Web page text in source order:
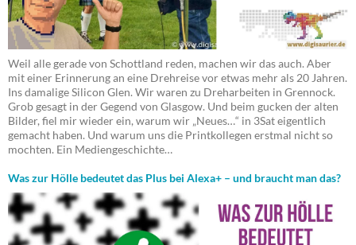
Weil alle gerade von Schottland reden, machen wir das auch. Aber
mit einer Erinnerung an eine Drehreise vor etwas mehr als 20 Jahren.
Ins damalige Silicon Glen. Wir waren zu Dreharbeiten in Grennock.
Grob gesagt in der Gegend von Glasgow. Und beim gucken der alten
Bilder, fiel mir wieder ein, warum wir „Neues…“ in 3Sat eigentlich
gemacht haben. Und warum uns die Printkollegen erstmal nicht so
mochten. Ein Mediengeschichte…
Was zur Hölle bedeutet das Plus bei Alexa+ – und braucht man das?